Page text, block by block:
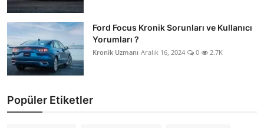
Ford Focus Kronik Sorunları ve Kullanıcı
Yorumları ?
Kronik Uzmanı Aralık 16, 2024 0 2.7K
Popüler Etiketler